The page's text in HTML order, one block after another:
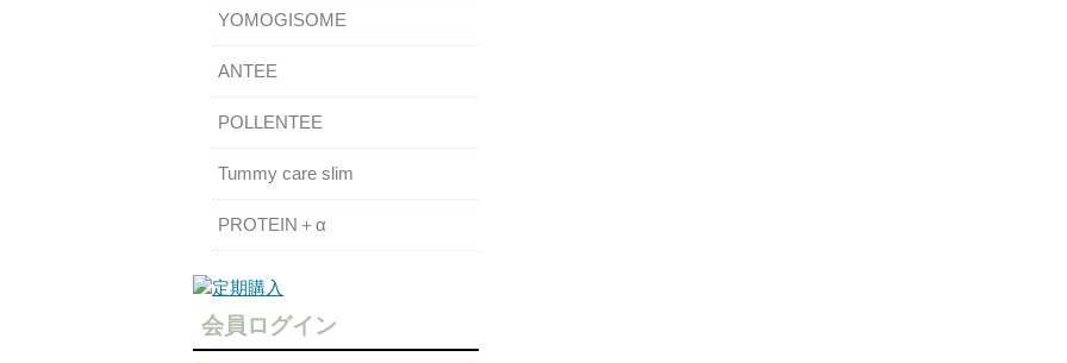
YOMOGISOME
ANTEE
POLLENTEE
Tummy care slim
PROTEIN＋α
会員ログイン